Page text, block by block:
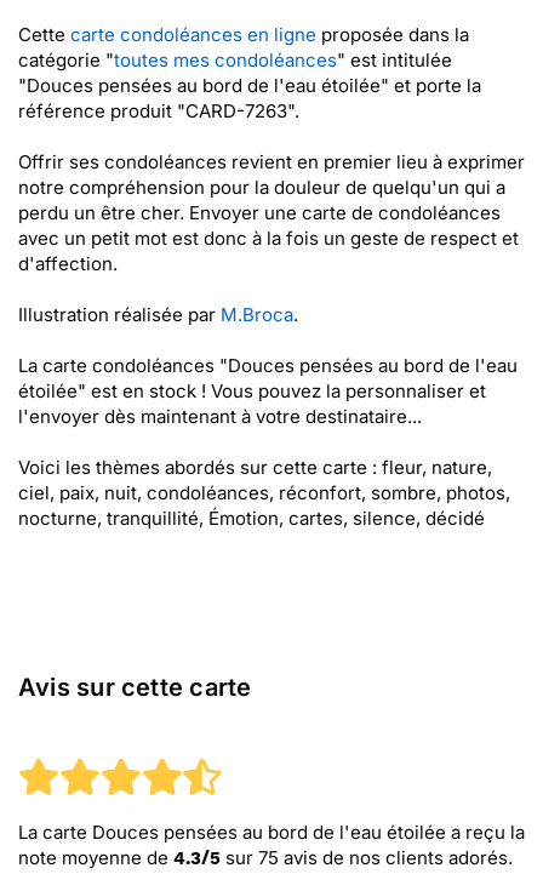
Cette carte condoléances en ligne proposée dans la
catégorie "toutes mes condoléances" est intitulée
"Douces pensées au bord de l'eau étoilée" et porte la
référence produit "CARD-7263".
Offrir ses condoléances revient en premier lieu à exprimer
notre compréhension pour la douleur de quelqu'un qui a
perdu un être cher. Envoyer une carte de condoléances
avec un petit mot est donc à la fois un geste de respect et
d'affection.
Illustration réalisée par M.Broca.
La carte condoléances "Douces pensées au bord de l'eau
étoilée" est en stock ! Vous pouvez la personnaliser et
l'envoyer dès maintenant à votre destinataire...
Voici les thèmes abordés sur cette carte : fleur, nature,
ciel, paix, nuit, condoléances, réconfort, sombre, photos,
nocturne, tranquillité, Émotion, cartes, silence, décidé
Avis sur cette carte
La carte Douces pensées au bord de l'eau étoilée a reçu la
note moyenne de 4.3/5 sur 75 avis de nos clients adorés.